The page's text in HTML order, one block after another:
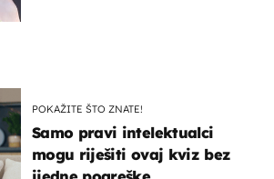
POKAŽITE ŠTO ZNATE!
Samo pravi intelektualci
mogu riješiti ovaj kviz bez